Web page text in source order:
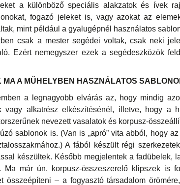
a különböző speciális alakzatok és ívek
fogazó jeleket is, vagy azokat az
mint például a gyalugépnél használatos
csak a mester segédei voltak, csak neki
Ezért nemegyszer ezek a segédeszközök
MA A MŰHELYBEN HASZNÁLATOS
a legnagyobb elvárás az, hogy mindig
vagy alkatrész elkészítésénél, illetve, hogy a
nevezett vasalatok és korpusz-
sablonok is. (Van is „apró” vita abból, hogy
A fából készült régi
készültek. Később megjelentek a fadübelek,
Ma már ún. korpusz-összeszerelő klipszek is
összeépíteni – a fogyasztó társadalom